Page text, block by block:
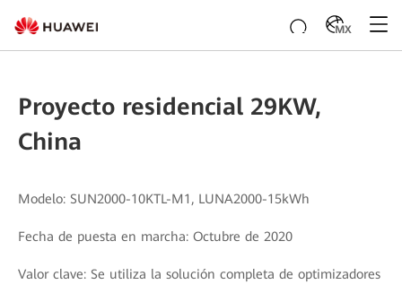
MX
Proyecto residencial 29KW,
China
Modelo: SUN2000-10KTL-M1, LUNA2000-15kWh
Fecha de puesta en marcha: Octubre de 2020
Valor clave: Se utiliza la solución completa de optimizadores